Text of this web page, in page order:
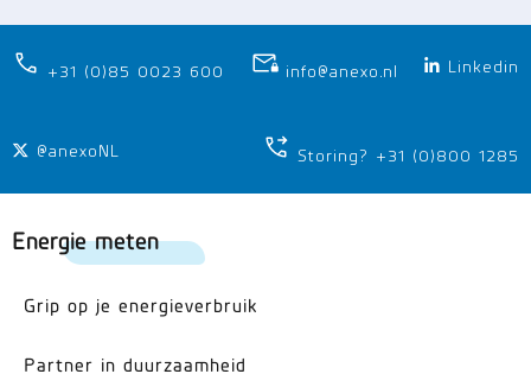
+31 (0)85 0023 600 info@anexo.nl Linkedin
@anexoNL Storing? +31 (0)800 1285
Energie meten
Grip op je energieverbruik
Partner in duurzaamheid